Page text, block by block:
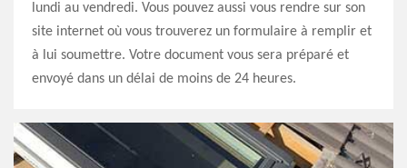
lundi au vendredi. Vous pouvez aussi vous rendre sur son
site internet où vous trouverez un formulaire à remplir et
à lui soumettre. Votre document vous sera préparé et
envoyé dans un délai de moins de 24 heures.